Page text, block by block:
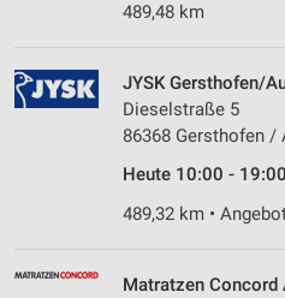
489,48 km
JYSK Gersthofen/
Dieselstraße 5
86368 Gersthofen /
Heute 10:00 -
489,32 km •
Matratzen Concord